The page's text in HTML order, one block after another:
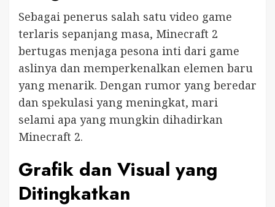
Sebagai penerus salah satu video game
terlaris sepanjang masa, Minecraft 2
bertugas menjaga pesona inti dari game
aslinya dan memperkenalkan elemen baru
yang menarik. Dengan rumor yang beredar
dan spekulasi yang meningkat, mari
selami apa yang mungkin dihadirkan
Minecraft 2.
Grafik dan Visual yang
Ditingkatkan